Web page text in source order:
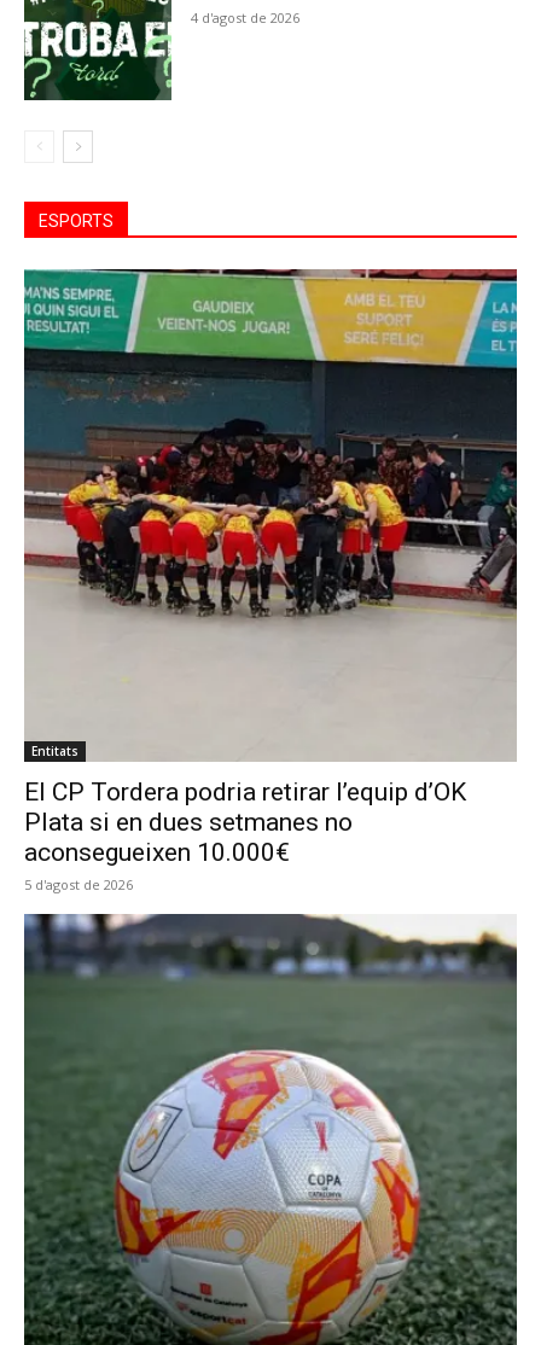
4 d'agost de 2026
ESPORTS
Entitats
El CP Tordera podria retirar l’equip d’OK
Plata si en dues setmanes no
aconsegueixen 10.000€
5 d'agost de 2026